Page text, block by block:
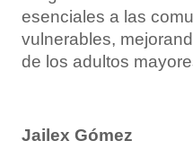
esenciales a las
vulnerables,
de los adultos
Jailex Gómez